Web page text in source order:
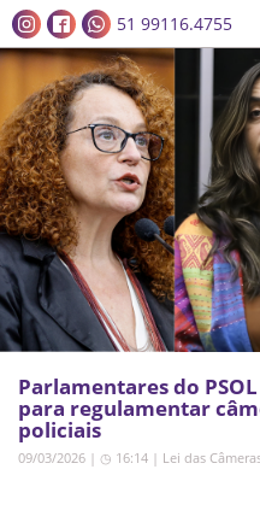
51 99116.4755
Parlamentares do
para regulamentar
policiais
09/03/2026 | ◷ 16:14 | Lei das